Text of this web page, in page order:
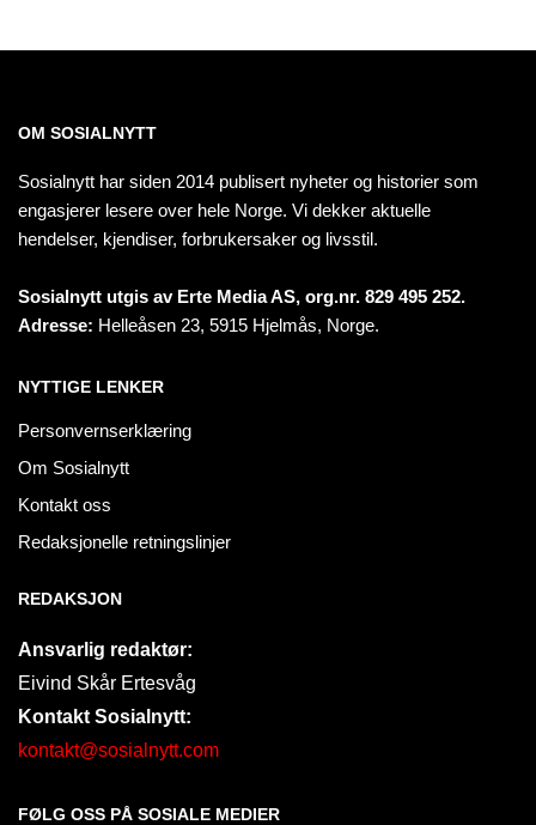
OM SOSIALNYTT
Sosialnytt har siden 2014 publisert nyheter og historier som
engasjerer lesere over hele Norge. Vi dekker aktuelle
hendelser, kjendiser, forbrukersaker og livsstil.
Sosialnytt utgis av Erte Media AS, org.nr. 829 495 252.
Adresse: Helleåsen 23, 5915 Hjelmås, Norge.
NYTTIGE LENKER
Personvernserklæring
Om Sosialnytt
Kontakt oss
Redaksjonelle retningslinjer
REDAKSJON
Ansvarlig redaktør:
Eivind Skår Ertesvåg
Kontakt Sosialnytt:
kontakt@sosialnytt.com
FØLG OSS PÅ SOSIALE MEDIER​